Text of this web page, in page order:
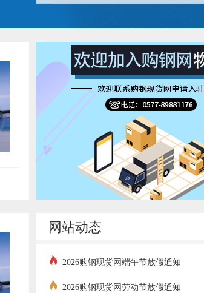
网站动态
2026购钢现货网端午节放假通知
2026购钢现货网劳动节放假通知